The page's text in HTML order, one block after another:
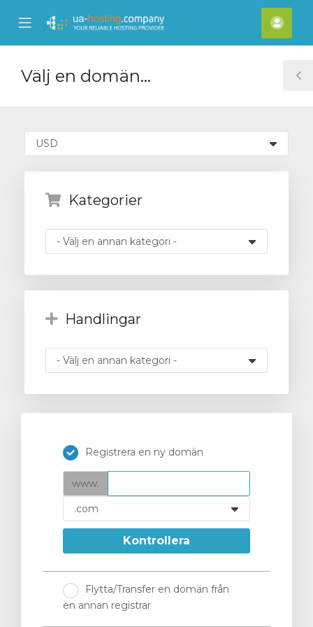
Mobile
Menu
Välj en domän...
Kategorier
Handlingar
Registrera en ny domän
www.
Kontrollera
Flytta/Transfer en domän från
en annan registrar